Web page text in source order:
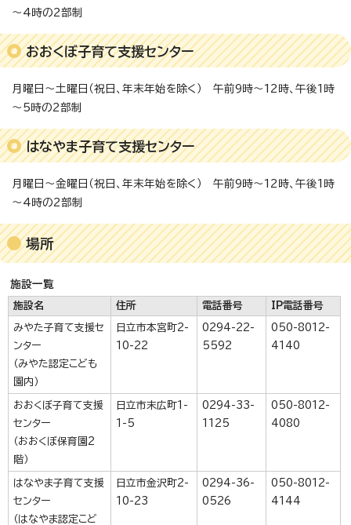
～4時の2部制
おおくぼ子育て支援センター
月曜日～土曜日（祝日、年末年始を除く） 午前9時～12時、午後1時
～5時の2部制
はなやま子育て支援センター
月曜日～金曜日（祝日、年末年始を除く） 午前9時～12時、午後1時
～4時の2部制
場所
施設一覧
施設名 住所 電話番号 IP電話番号
みやた子育て支援セ
ンター
（みやた認定こども
園内）
日立市本宮町2-
10-22
0294-22-
5592
050-8012-
4140
おおくぼ子育て支援
センター
（おおくぼ保育園2
階）
日立市末広町1-
1-5
0294-33-
1125
050-8012-
4080
はなやま子育て支援
センター
（はなやま認定こど
日立市金沢町2-
10-23
0294-36-
0526
050-8012-
4144